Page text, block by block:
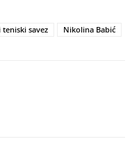
teniski savez Nikolina Babić